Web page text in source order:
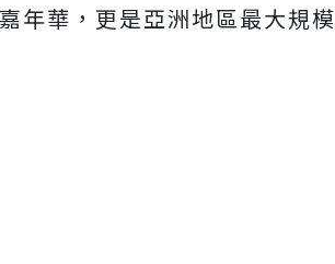
年華，更是亞洲地區最大規模